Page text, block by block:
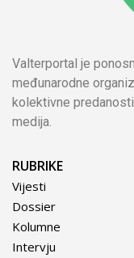
Valterportal je
međunarodne
kolektivne
medija.
RUBRIKE
Vijesti
Dossier
Kolumne
Intervju